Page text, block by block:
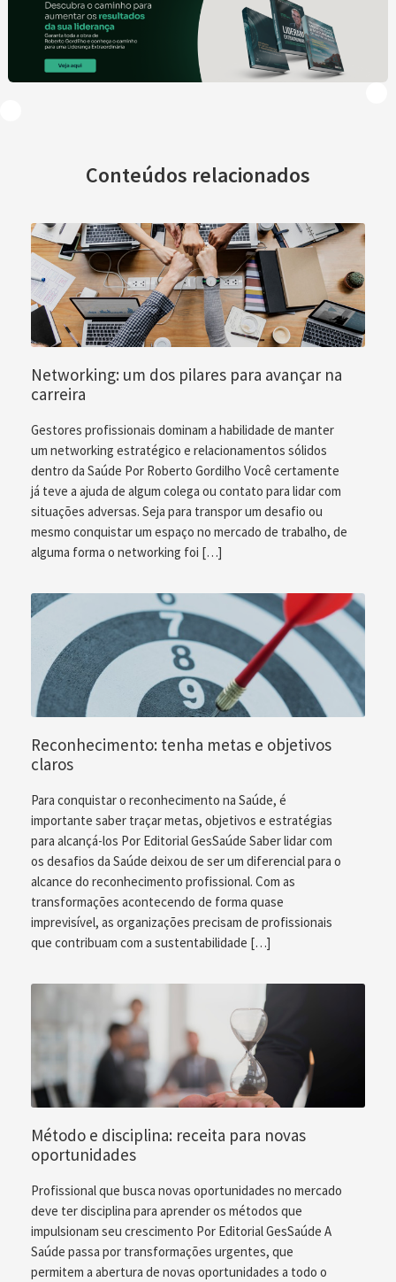
Conteúdos relacionados
Networking: um dos pilares para avançar na
carreira
Gestores profissionais dominam a habilidade de manter
um networking estratégico e relacionamentos sólidos
dentro da Saúde Por Roberto Gordilho Você certamente
já teve a ajuda de algum colega ou contato para lidar com
situações adversas. Seja para transpor um desafio ou
mesmo conquistar um espaço no mercado de trabalho, de
alguma forma o networking foi […]
Reconhecimento: tenha metas e objetivos
claros
Para conquistar o reconhecimento na Saúde, é
importante saber traçar metas, objetivos e estratégias
para alcançá-los Por Editorial GesSaúde Saber lidar com
os desafios da Saúde deixou de ser um diferencial para o
alcance do reconhecimento profissional. Com as
transformações acontecendo de forma quase
imprevisível, as organizações precisam de profissionais
que contribuam com a sustentabilidade […]
Método e disciplina: receita para novas
oportunidades
Profissional que busca novas oportunidades no mercado
deve ter disciplina para aprender os métodos que
impulsionam seu crescimento Por Editorial GesSaúde A
Saúde passa por transformações urgentes, que
permitem a abertura de novas oportunidades a todo o